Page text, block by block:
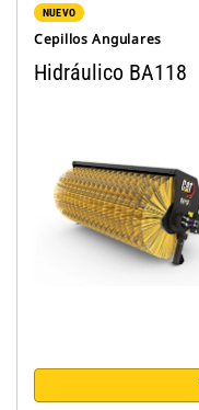
NUEVO
Cepillos Angulares
Hidráulico BA118